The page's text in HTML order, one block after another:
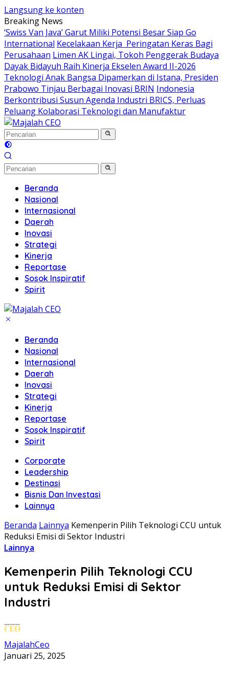
Langsung ke konten
Breaking News
‘Swiss Van Java’ Garut Miliki Potensi Besar Siap Go
International Kecelakaan Kerja Peringatan Keras Bagi
Perusahaan Limen AK Lingai, Tokoh Penggerak Budaya
Dayak Bidayuh Raih Kinerja Ekselen Award II-2026
Teknologi Anak Bangsa Dipamerkan di Istana, Presiden
Prabowo Tinjau Berbagai Inovasi BRIN Indonesia
Berkontribusi Susun Agenda Industri BRICS, Perluas
Peluang Kolaborasi Teknologi dan Manufaktur
Beranda
Nasional
Internasional
Daerah
Inovasi
Strategi
Kinerja
Reportase
Sosok Inspiratif
Spirit
Beranda
Nasional
Internasional
Daerah
Inovasi
Strategi
Kinerja
Reportase
Sosok Inspiratif
Spirit
Corporate
Leadership
Destinasi
Bisnis Dan Investasi
Lainnya
Beranda Lainnya Kemenperin Pilih Teknologi CCU untuk
Reduksi Emisi di Sektor Industri
Lainnya
Kemenperin Pilih Teknologi CCU
untuk Reduksi Emisi di Sektor
Industri
MajalahCeo
Januari 25, 2025